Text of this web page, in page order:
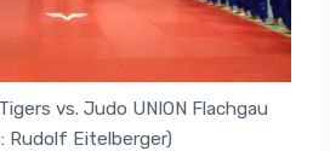
vs. Judo UNION Flachgau
Rudolf Eitelberger)